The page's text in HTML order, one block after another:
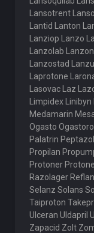
Lansotrent
Lantid Lanton
Lanziop Lanzo
Lanzolab
Lanzostad
Laprotone
Lasovac Laz
Limpidex
Medamarin
Ogasto
Palatrin
Propilan
Protoner
Razolager
Selanz Solans
Taiproton
Ulceran Uldapril
Zapacid Zolt